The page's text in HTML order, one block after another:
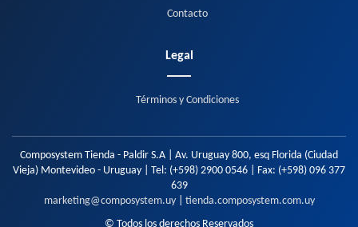
Contacto
Legal
Términos y Condiciones
Composystem Tienda - Paldir S.A | Av. Uruguay 800, esq Florida (Ciudad
Vieja) Montevideo - Uruguay | Tel: (+598) 2900 0546 | Fax: (+598) 096 377
639
marketing@composystem.uy| tienda.composystem.com.uy
© Todos los derechos Reservados